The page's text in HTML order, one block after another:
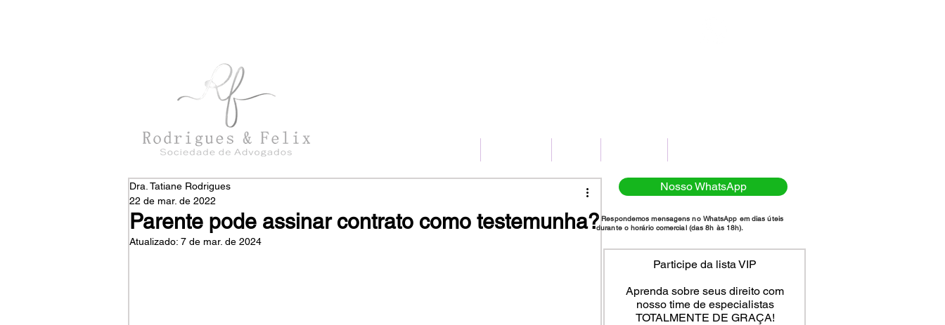
Parente pode assinar contrato como testemunha?
Dra. Tatiane Rodrigues
22 de mar. de 2022
Atualizado: 7 de mar. de 2024
Participe da lista VIP
Aprenda sobre seus direito com
nosso time de especialistas
TOTALMENTE DE GRAÇA!
Nosso WhatsApp
* Respondemos mensagens no WhatsApp em dias úteis
durante o horário comercial (das 8h às 18h).